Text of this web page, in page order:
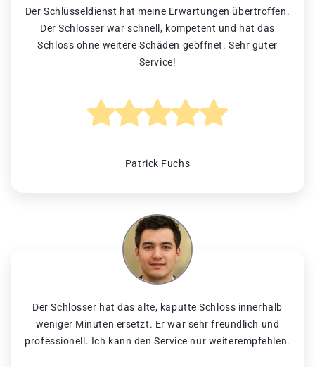
Der Schlüsseldienst hat meine Erwartungen übertroffen.
Der Schlosser war schnell, kompetent und hat das
Schloss ohne weitere Schäden geöffnet. Sehr guter
Service!
Patrick Fuchs
Der Schlosser hat das alte, kaputte Schloss innerhalb
weniger Minuten ersetzt. Er war sehr freundlich und
professionell. Ich kann den Service nur weiterempfehlen.